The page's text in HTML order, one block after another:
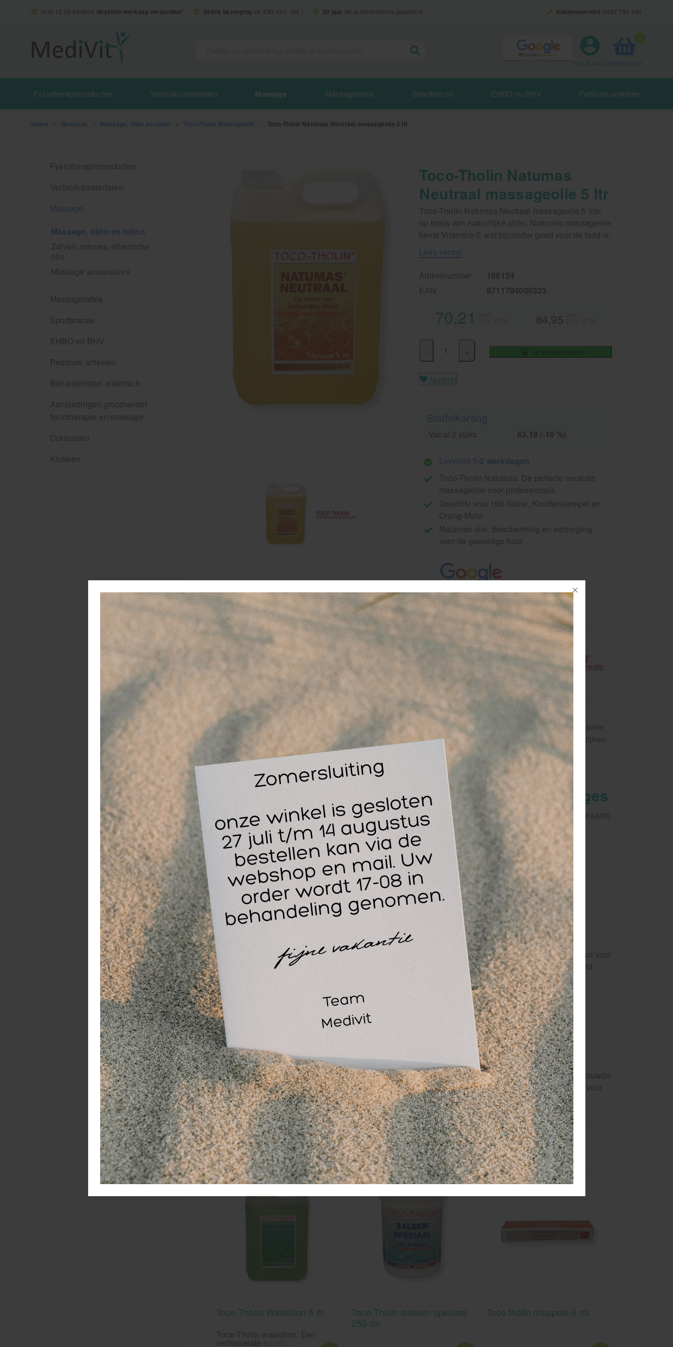
Voor 15.00 besteld, dezelfde werkdag verzonden* Gratis bezorging va. €95 excl. (NL) 30 jaar dé sportmedische specialist Klantenservice 0492 792 482
0
mijn account
Fysiotherapieproducten Verbruiksmaterialen Massage Massagetafels Sportbraces EHBO en BHV Pedicure artikelen
Home Massage Massage, oliën en lotion Toco-Tholin Massageolie Toco-Tholin Natumas Neutraal massageolie 5 ltr
Fysiotherapieproducten
Verbruiksmaterialen
Massage
Massage, oliën en lotion
Zalven, crèmes, etherische
olie
Massage accessoires
Massagetafels
Sportbraces
EHBO en BHV
Pedicure artikelen
Behandelstoel elektrisch
Aanbiedingen groothandel
fysiotherapie en massage
Cursussen
Krukken
Toco-Tholin Natumas
Neutraal massageolie 5 ltr
Toco-Tholin Natumas Neutraal massageolie 5 liter
op basis van natuurlijke oliën. Natumas massageolie
bevat Vitamine-E wat bijzonder goed voor de huid is.
Lees verder
Artikelnummer
105124
EAN
8711784000323
70,21 84,95
In winkelmand
favoriet
Staffelkorting
Vanaf 2 stuks 63,19 (-10 %)
Levertijd 1-2 werkdagen
Toco-Tholin Natumas. De perfecte neutrale
massageolie voor professionals.
Geschikt voor Hot-Stone, Kruidenstempel en
Orang-Malu
Natumas olie. Bescherming en verzorging
voor de gevoelige huid
Toco-Tholin Natumas neutraal een
natuurlijke massage-olie zonder
etherische oliën.
Toco-Tholin Natumas Neutraal is dé ideale, natuurlijke en wat vettere
massage-olie voor masseurs en therapeuten die de allerhoogste eisen stellen
aan hun materialen. Omdat deze hoogwaardige olie volledig vrij is van
toegevoegde etherische oliën, heeft het een aangename, neutrale geur. Dit maakt het de perfecte basisolie
voor cliënten met een extreem gevoelige huid. Bovendien is de olie uitstekend naar eigen wens te verrijken
met specifieke essentiële oliën, speciaal afgestemd op de behoefte van jouw klant.
Natumas is ideaal voor warmte- en wellnessmassages
Dankzij de vettere structuur en langdurige glijdbaarheid is Natumas Neutraal perfect voor technieken waarbij
een langdurige voeding van de huid centraal staat. De olie is uitermate geschikt voor:
Hot-Stone massages
Kruidenstempel massages
Orang-Malu massages
Natumas voor de verzorgende en beschermende
werking (Vitamine E)
Naast professioneel gebruik in de praktijk, is Toco-Tholin Natumas Neutraal ook een fantastisch product voor
persoonlijke verzorging en bescherming. De toevoeging van Vitamine E voedt de droge en schrale huid
intensief.
Buitensporten: Beschermt de huid effectief tegen kou, wind en regen.
Dagelijkse verzorging: Heerlijk verzachtend en herstellend na het douchen of na het ontharen.
Waarom Toco-Tholin bestellen bij Medivit?
Als professional wil je kunnen vertrouwen op pure kwaliteit. Net als alle andere producten van dit vertrouwde
merk, is Toco-Tholin Natumas Neutraal 100% proefdiervrij ontwikkeld. Bestel vandaag nog bij Medivit voor
een snelle levering en voorzie jouw massagepraktijk van de beste basisolie op de markt.
Wellicht ook interessant
Toco Tholin Waslotion 5 ltr.
Toco-Tholin waslotion: Een
verfrissende en effectieve
Toco Tholin balsem speciaal
250 ml.
Toco tholin druppels 6 ml.